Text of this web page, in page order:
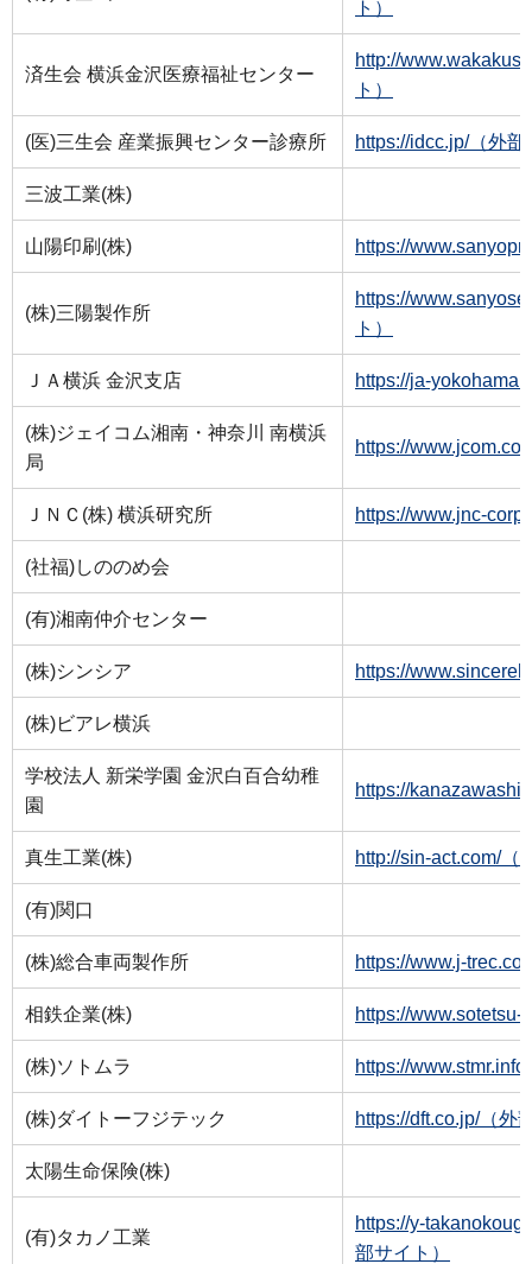
ト）
済生会 横浜金沢医療福祉センター
http://
ト）
(医)三生会 産業振興センター診療所 https://idcc.jp/（外
三波工業(株)
山陽印刷(株) https://
(株)三陽製作所
https://
ト）
ＪＡ横浜 金沢支店 https://ja-
(株)ジェイコム湘南・神奈川 南横浜
局
https://
ＪＮＣ(株) 横浜研究所 https://www.jnc-
(社福)しののめ会
(有)湘南仲介センター
(株)シンシア https://
(株)ビアレ横浜
学校法人 新栄学園 金沢白百合幼稚
園
https://
真生工業(株) http://sin-act.com/（
(有)関口
(株)総合車両製作所 https://www.j-
相鉄企業(株) https://
(株)ソトムラ https://
(株)ダイトーフジテック https://dft.co.jp/（外
太陽生命保険(株)
(有)タカノ工業
https://y-
部サイト）